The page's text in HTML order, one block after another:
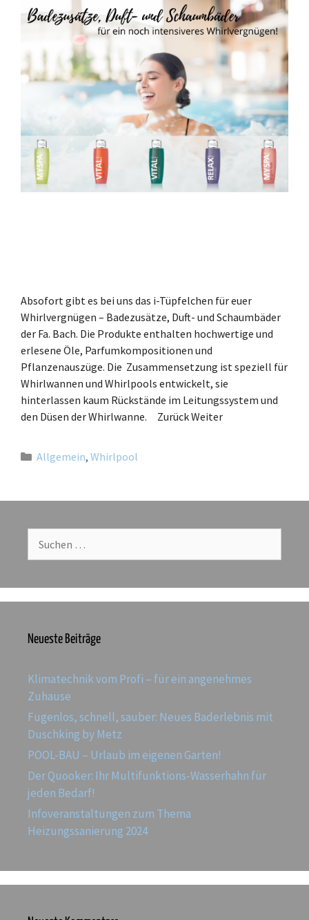
Absofort gibt es bei uns das i-Tüpfelchen für euer
Whirlvergnügen – Badezusätze, Duft- und Schaumbäder
der Fa. Bach. Die Produkte enthalten hochwertige und
erlesene Öle, Parfumkompositionen und
Pflanzenauszüge. Die Zusammensetzung ist speziell für
Whirlwannen und Whirlpools entwickelt, sie
hinterlassen kaum Rückstände im Leitungssystem und
den Düsen der Whirlwanne. Zurück Weiter
Allgemein, Whirlpool
Neueste Beiträge
Klimatechnik vom Profi – für ein angenehmes
Zuhause
Fugenlos, schnell, sauber: Neues Baderlebnis mit
Duschking by Metz
POOL-BAU – Urlaub im eigenen Garten!
Der Quooker: Ihr Multifunktions-Wasserhahn für
jeden Bedarf!
Infoveranstaltungen zum Thema
Heizungssanierung 2024